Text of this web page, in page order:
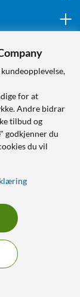
for at
Andre bidrar
tilbud og
godkjenner du
du vil